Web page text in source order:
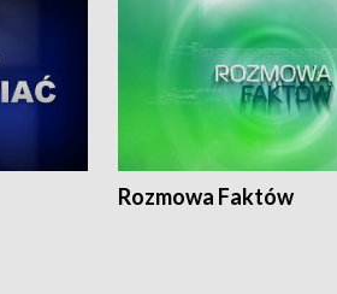
Rozmowa Faktów